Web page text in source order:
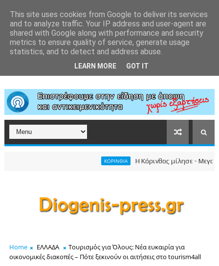
ΚΟΡΙΝΘΙΑ Η Κόρινθος μίλησε -
Home ΕΛΛΑΔΑ
Τουρισμός για Όλους: Νέα ευκαιρία για
οικονομικές διακοπές – Πότε ξεκινούν οι αιτήσεις στο tourism4all
This site uses cookies from Google to deliver its services
and to analyze traffic. Your IP address and user-agent are
shared with Google along with performance and security
metrics to ensure quality of service, generate usage
statistics, and to detect and address abuse.
LEARN MORE GOT IT